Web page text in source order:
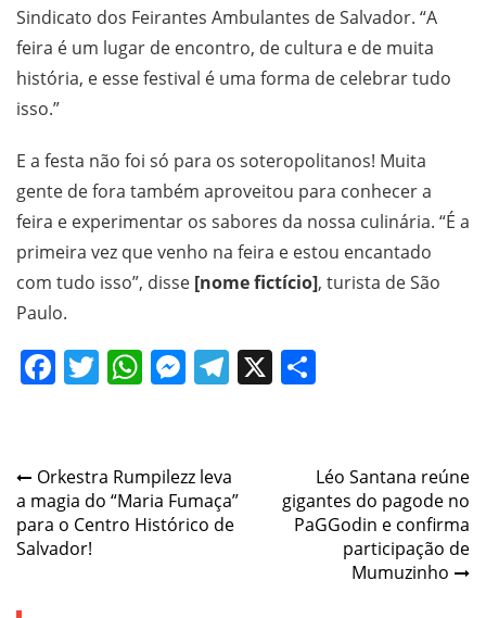
Sindicato dos Feirantes Ambulantes de Salvador. “A
feira é um lugar de encontro, de cultura e de muita
história, e esse festival é uma forma de celebrar tudo
isso.”
E a festa não foi só para os soteropolitanos! Muita
gente de fora também aproveitou para conhecer a
feira e experimentar os sabores da nossa culinária. “É a
primeira vez que venho na feira e estou encantado
com tudo isso”, disse [nome fictício], turista de São
Paulo.
Facebook
Twitter
WhatsApp
Messenger
Telegram
X
Navegação
de
Post
Orkestra Rumpilezz leva
a magia do “Maria Fumaça”
para o Centro Histórico de
Salvador!
Léo Santana reúne
gigantes do pagode no
PaGGodin e confirma
participação de
Mumuzinho